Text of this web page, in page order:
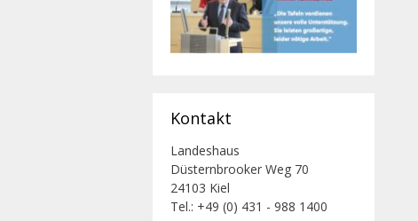
Kontakt
Landeshaus
Düsternbrooker Weg 70
24103 Kiel
Tel.: +49 (0) 431 - 988 1400